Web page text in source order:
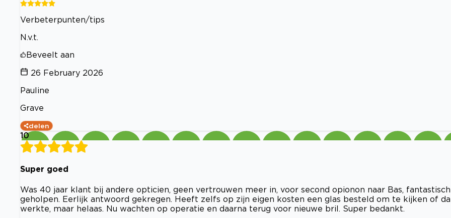
Verbeterpunten/tips
N.v.t.
Beveelt aan
26 February 2026
Pauline
Grave
delen
10
Super goed
Was 40 jaar klant bij andere opticien, geen vertrouwen meer in, voor second opionon naar Bas, fantastisch
geholpen. Eerlijk antwoord gekregen. Heeft zelfs op zijn eigen kosten een glas besteld om te kijken of
werkte, maar helaas. Nu wachten op operatie en daarna terug voor nieuwe bril. Super bedankt.